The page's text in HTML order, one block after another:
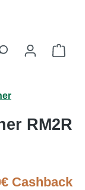
RM2R
Cashback